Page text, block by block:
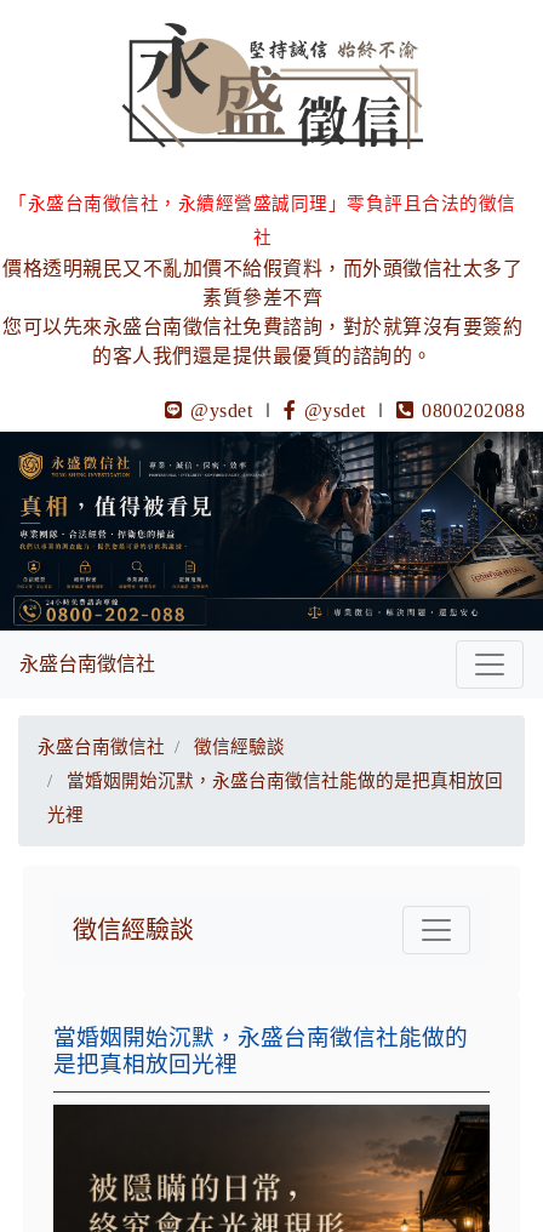
「永盛台南徵信社，永續經營盛誠同理」零負評且合法的徵信
社
價格透明親民又不亂加價不給假資料，而外頭徵信社太多了
素質參差不齊
您可以先來永盛台南徵信社免費諮詢，對於就算沒有要簽約
的客人我們還是提供最優質的諮詢的。
@ysdet ∣ @ysdet ∣ 0800202088
永盛台南徵信社
永盛台南徵信社
徵信經驗談
當婚姻開始沉默，永盛台南徵信社能做的是把真相放回
光裡
徵信經驗談
當婚姻開始沉默，永盛台南徵信社能做的
是把真相放回光裡